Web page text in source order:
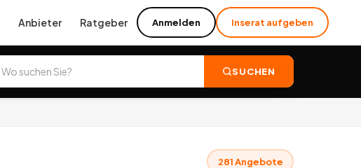
Anbieter Ratgeber Anmelden Inserat aufgeben
SUCHEN
281Angebote